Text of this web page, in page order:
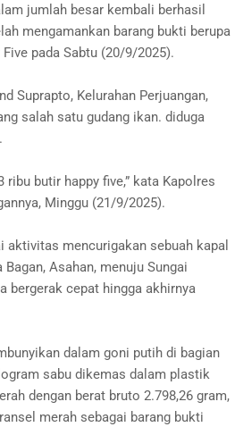
jumlah besar kembali berhasil
mengamankan barang bukti berupa
pada Sabtu (20/9/2025).
Suprapto, Kelurahan Perjuangan,
salah satu gudang ikan. diduga
butir happy five,” kata Kapolres
Minggu (21/9/2025).
mencurigakan sebuah kapal
Asahan, menuju Sungai
bergerak cepat hingga akhirnya
dalam goni putih di bagian
sabu dikemas dalam plastik
dengan berat bruto 2.798,26 gram,
merah sebagai barang bukti